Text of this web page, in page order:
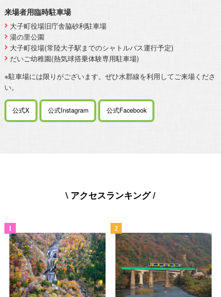
来場者用臨時駐車場
大子町役場旧庁舎脇砂利駐車場
湯の里公園
大子町役場(常陸大子駅までのシャトルバス運行予定)
だいご幼稚園(熱気球搭乗体験専用駐車場)
※駐車場には限りがございます。ぜひ水郡線を利用してご来場くださ
い。
公式X 公式Instagram 公式Facebook
\ アクセスランキング /